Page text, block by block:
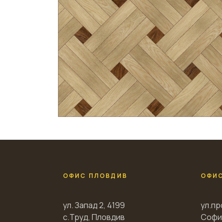
ОФИС ПЛОВДИВ
ул. Запад 2, 4199
с.Труд, Пловдив